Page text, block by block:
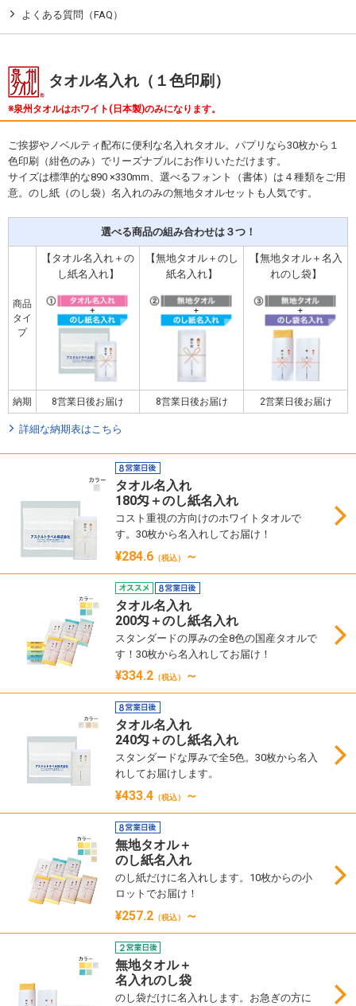
よくある質問（FAQ）
タオル名入れ（１色印刷）
泉州タオルはホワイト(日本製)のみになります。
ご挨拶やノベルティ配布に便利な名入れタオル。パプリなら30枚から１
色印刷（紺色のみ）でリーズナブルにお作りいただけます。
サイズは標準的な890 ×330mm、選べるフォント（書体）は４種類をご用
意。のし紙（のし袋）名入れのみの無地タオルセットも人気です。
選べる商品の組み合わせは３つ！
商品
タイ
プ
【タオル名入れ＋の
し紙名入れ】
【無地タオル＋のし
紙名入れ】
【無地タオル＋名入
れのし袋】
納期 8営業日後お届け 8営業日後お届け 2営業日後お届け
詳細な納期表はこちら
タオル名入れ
180匁＋のし紙名入れ
コスト重視の方向けのホワイトタオルで
す。30枚から名入れしてお届け！
¥284.6 （税込） ～
タオル名入れ
200匁＋のし紙名入れ
スタンダードの厚みの全8色の国産タオルで
す！30枚から名入れしてお届け！
¥334.2 （税込） ～
タオル名入れ
240匁＋のし紙名入れ
スタンダードな厚みで全5色。30枚から名入
れしてお届けします。
¥433.4 （税込） ～
無地タオル＋
のし紙名入れ
のし紙だけに名入れします。10枚からの小
ロットでお届け！
¥257.2 （税込） ～
無地タオル＋
名入れのし袋
のし袋だけに名入れします。お急ぎの方に